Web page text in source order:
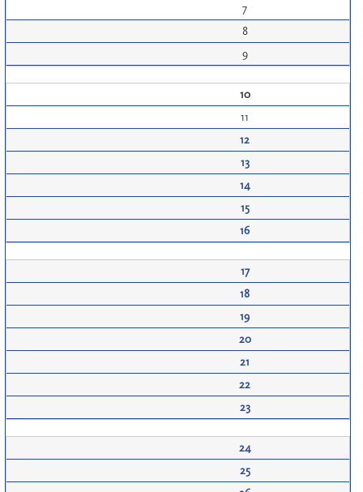
7
8
9
10
11
12
13
14
15
16
17
18
19
20
21
22
23
24
25